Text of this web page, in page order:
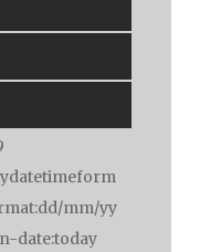
mm/yy
date:today